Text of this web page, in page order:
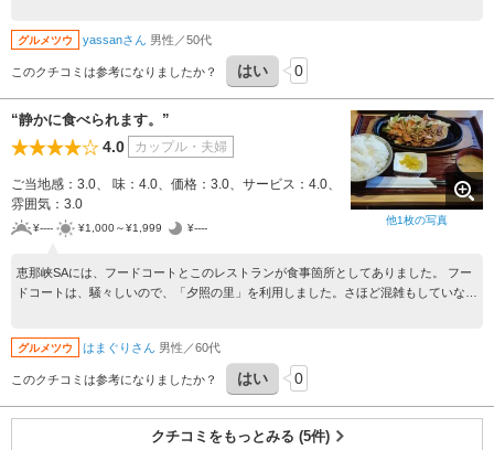
煮込んだ飛騨牛肉を楽しみました。
グルメツウ yassanさん 男性／50代
このクチコミは参考になりましたか？ はい 0
他1枚の写真
“静かに食べられます。”
4.0 カップル・夫婦
ご当地感：3.0、 味：4.0、価格：3.0、サービス：4.0、
雰囲気：3.0
¥---- ¥1,000～¥1,999 ¥----
恵那峡SAには、フードコートとこのレストランが食事箇所としてありました。 フー
ドコートは、騒々しいので、「夕照の里」を利用しました。さほど混雑もしていない
グルメツウ はまぐりさん 男性／60代
このクチコミは参考になりましたか？ はい 0
クチコミをもっとみる (5件)